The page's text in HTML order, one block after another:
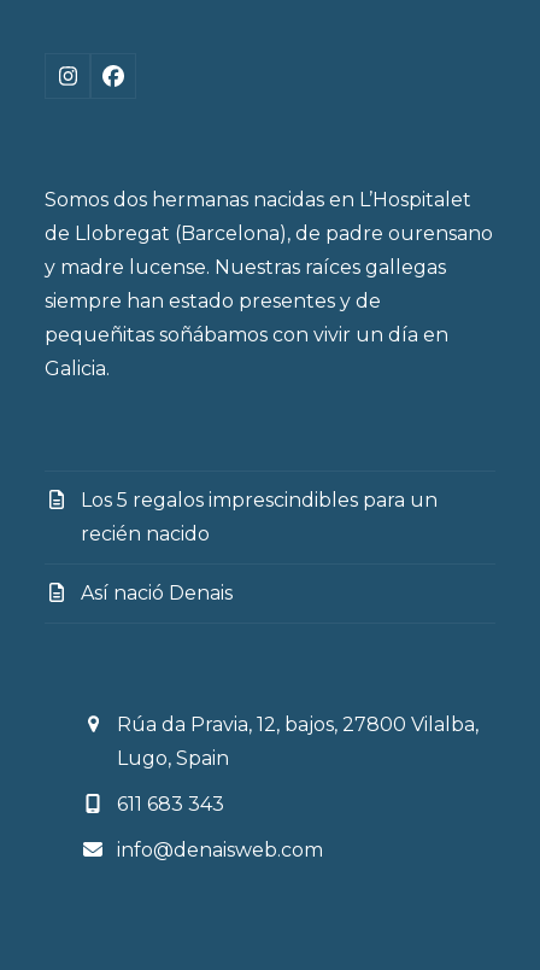
Instagram
Facebook
Somos dos hermanas nacidas en L’Hospitalet
de Llobregat (Barcelona), de padre ourensano
y madre lucense. Nuestras raíces gallegas
siempre han estado presentes y de
pequeñitas soñábamos con vivir un día en
Galicia.
Los 5 regalos imprescindibles para un
recién nacido
Así nació Denais
Rúa da Pravia, 12, bajos, 27800 Vilalba,
Lugo, Spain
611 683 343
info@denaisweb.com